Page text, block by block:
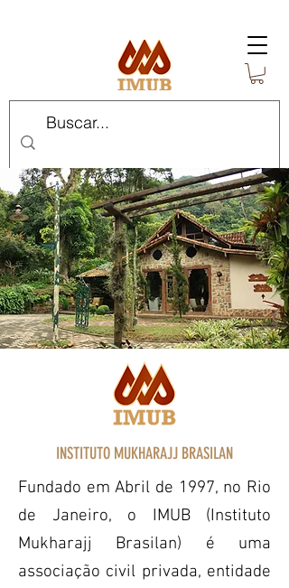
INSTITUTO MUKHARAJJ BRASILAN
Fundado em Abril de 1997, no Rio
de Janeiro, o IMUB (Instituto
Mukharajj Brasilan) é uma
associação civil privada, entidade